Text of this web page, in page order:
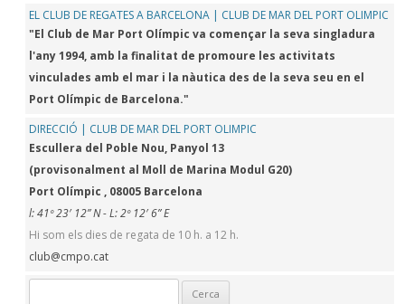
EL CLUB DE REGATES A BARCELONA | CLUB DE MAR DEL PORT OLIMPIC
"El Club de Mar Port Olímpic va començar la seva singladura
l'any 1994, amb la finalitat de promoure les activitats
vinculades amb el mar i la nàutica des de la seva seu en el
Port Olímpic de Barcelona."
DIRECCIÓ | CLUB DE MAR DEL PORT OLIMPIC
Escullera del Poble Nou, Panyol 13
(provisonalment al Moll de Marina Modul G20)
Port Olímpic , 08005 Barcelona
l: 41º 23′ 12” N - L: 2º 12′ 6” E
Hi som els dies de regata de 10 h. a 12 h.
club@cmpo.cat